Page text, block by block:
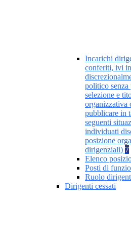
Incarichi
conferiti, ivi
politico senza
selezione e
organizzativa
pubblicare in
seguenti
individuati
posizione
dirigenziali) 7
Elenco
Posti di
Ruolo
Dirigenti cessati